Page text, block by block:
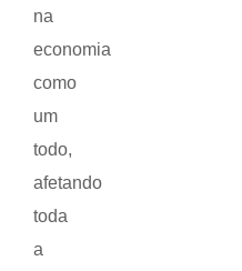
na
economia
como
um
todo,
afetando
toda
a